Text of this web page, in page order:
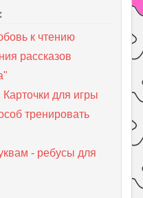
к чтению
рассказов
для игры
тренировать
- ребусы для